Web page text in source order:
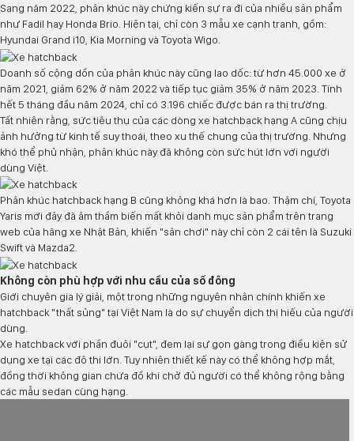
Sang năm 2022, phân khúc này chứng kiến sự ra đi của nhiều sản phẩm
như Fadil hay Honda Brio. Hiện tại, chỉ còn 3 mẫu xe cạnh tranh, gồm:
Hyundai Grand i10, Kia Morning và Toyota Wigo.
Doanh số cộng dồn của phân khúc này cũng lao dốc: từ hơn 45.000 xe ở
năm 2021, giảm 62% ở năm 2022 và tiếp tục giảm 35% ở năm 2023. Tính
hết 5 tháng đầu năm 2024, chỉ có 3.196 chiếc được bán ra thị trường.
Tất nhiên rằng, sức tiêu thụ của các dòng xe hatchback hạng A cũng chịu
ảnh hưởng từ kinh tế suy thoái, theo xu thế chung của thị trường. Nhưng
khó thể phủ nhận, phân khúc này đã không còn sức hút lớn với người
dùng Việt.
Phân khúc hatchback hạng B cũng không khá hơn là bao. Thậm chí, Toyota
Yaris mới đây đã âm thầm biến mất khỏi danh mục sản phẩm trên trang
web của hãng xe Nhật Bản, khiến "sân chơi" này chỉ còn 2 cái tên là Suzuki
Swift và Mazda2.
Không còn phù hợp với nhu cầu của số đông
Giới chuyên gia lý giải, một trong những nguyên nhân chính khiến xe
hatchback "thất sủng" tại Việt Nam là do sự chuyển dịch thị hiếu của người
dùng.
Xe hatchback với phần đuôi "cụt", đem lại sự gọn gàng trong điều kiện sử
dụng xe tại các đô thi lớn. Tuy nhiên thiết kế này có thể không hợp mắt,
đồng thời không gian chứa đồ khi chở đủ người có thể không rộng bằng
các mẫu sedan cùng hạng.